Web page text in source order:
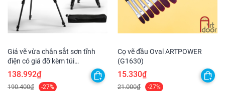
Giá vẽ vừa chân sắt sơn tĩnh
điện có giá đỡ kèm túi
(ET0301A)
138.992₫
190.400₫ -27%
Cọ vẽ đầu Oval ARTPOWER
(G1630)
15.330₫
21.000₫ -27%